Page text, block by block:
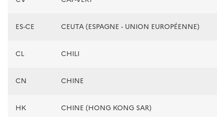
ES-CE CEUTA (ESPAGNE - UNION EUROPÉENNE)
CL CHILI
CN CHINE
HK CHINE (HONG KONG SAR)